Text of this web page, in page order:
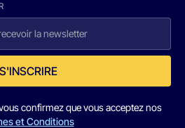
S'INSCRIRE
confirmez que vous acceptez nos
et Conditions